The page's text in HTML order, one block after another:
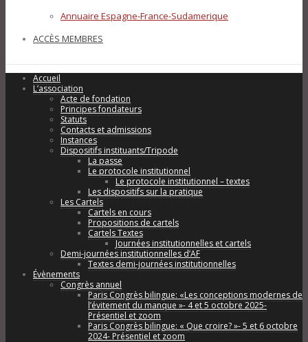
Annuaire Espagne-France-Sudamerique
ACCÈS MEMBRES
Accueil
L’association
Acte de fondation
Principes fondateurs
Statuts
Contacts et admissions
Instances
Dispositifs instituants/Tripode
La passe
Le protocole institutionnel
Le protocole institutionnel – textes
Les dispositifs sur la pratique
Les Cartels
Cartels en cours
Propositions de cartels
Cartels Textes
Journées institutionnelles et cartels
Demi-journées institutionnelles d’AF
Textes demi-journées institutionnelles
Évènements
Congrès annuel
Paris Congrès bilingue: «Les conceptions modernes de
l’évitement du manque »- 4 et 5 octobre 2025-
Présentiel et zoom
Paris Congrès bilingue: « Que croire? »- 5 et 6 octobre
2024- Présentiel et zoom